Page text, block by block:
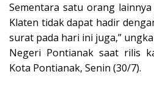
Sementara satu orang
Klaten tidak dapat hadir
surat pada hari ini juga,”
Negeri Pontianak saat rilis
Kota Pontianak, Senin (30/7).